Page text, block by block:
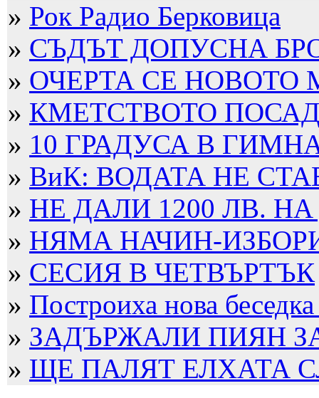
» Рок Радио Берковица
» СЪДЪТ ДОПУСНА
» ОЧЕРТА СЕ НОВОТО
» КМЕТСТВОТО
» 10 ГРАДУСА В
» ВиК: ВОДАТА НЕ
» НЕ ДАЛИ 1200 ЛВ.
» НЯМА НАЧИН-
» СЕСИЯ В ЧЕТВЪРТЪК
» Построиха нова
» ЗАДЪРЖАЛИ ПИЯН
» ЩЕ ПАЛЯТ ЕЛХАТА